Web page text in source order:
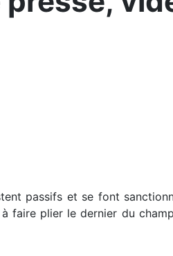
passifs et se font
faire plier le dernier du